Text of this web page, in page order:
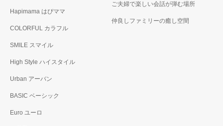
Hapimama はぴママ
COLORFUL カラフル
SMILE スマイル
High Style ハイスタイル
Urban アーバン
BASIC ベーシック
Euro ユーロ
ご夫婦で楽しい会話が弾む場所
仲良しファミリーの癒し空間